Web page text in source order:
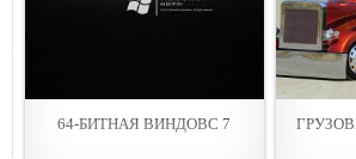
64-БИТНАЯ ВИНДОВС 7